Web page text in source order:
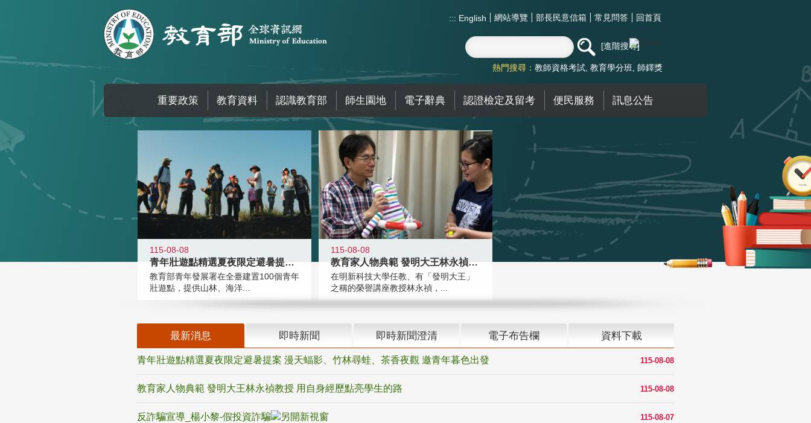
::: English 網站導覽 部長民意信箱 常見問答 回首頁
進階搜尋
熱門搜尋： 教師資格考試 教育學分班 師鐸獎
重要政策 教育資料 認識教育部 師生園地 電子辭典 認證檢定及留考 便民服務 訊息公告
:::
115-08-08
青年壯遊點精選夏夜限定避暑提案 漫
教育部青年發展署在全臺建置100個青年
壯遊點，提供山林、海洋...
115-08-08
教育家人物典範 發明大王林永禎教授
在明新科技大學任教、有「發明大王」
之稱的榮譽講座教授林永禎，...
最新消息 即時新聞 即時新聞澄清 電子布告欄 資料下載
115-08-08
青年壯遊點精選夏夜限定避暑提案 漫天蝠影、竹林尋蛙、茶香夜觀 邀青年暮色出發
115-08-08
教育家人物典範 發明大王林永禎教授 用自身經歷點亮學生的路
115-08-07
反詐騙宣導_楊小黎-假投資詐騙